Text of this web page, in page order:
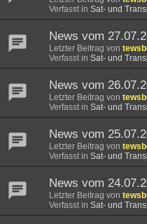
Verfasst in Sat- und
News vom
Letzter Beitrag von
Verfasst in Sat- und
News vom
Letzter Beitrag von
Verfasst in Sat- und
News vom
Letzter Beitrag von
Verfasst in Sat- und
News vom
Letzter Beitrag von
Verfasst in Sat- und